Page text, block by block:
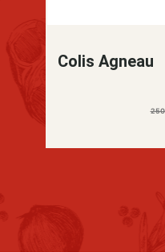
Colis Agneau